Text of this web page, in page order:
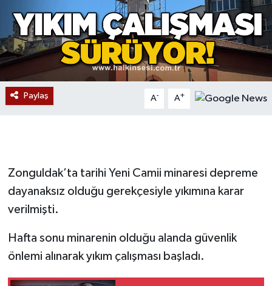
Paylaş A- A+
Zonguldak’ta tarihi Yeni Camii minaresi depreme
dayanaksız olduğu gerekçesiyle yıkımına karar
verilmişti.
Hafta sonu minarenin olduğu alanda güvenlik
önlemi alınarak yıkım çalışması başladı.
ÇEVRE
BİLİM VE TEKNOLOJİ
DUNYA
Ekonomi
Genel
Gökçebey
GÜNDEM